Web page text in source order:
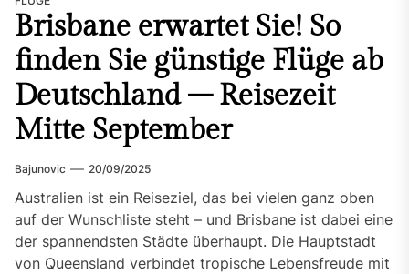
Brisbane erwartet Sie! So
finden Sie günstige Flüge ab
Deutschland – Reisezeit
Mitte September
Bajunovic 20/09/2025
Australien ist ein Reiseziel, das bei vielen ganz oben
auf der Wunschliste steht – und Brisbane ist dabei eine
der spannendsten Städte überhaupt. Die Hauptstadt
von Queensland verbindet tropische Lebensfreude mit